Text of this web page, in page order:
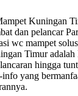
Kuningan
dan pelancar
wc mampet
Timur
hingga
info yang